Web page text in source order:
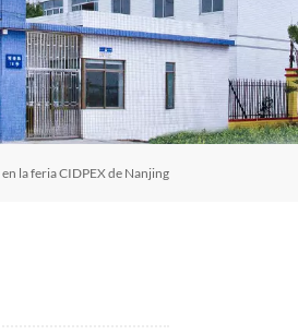
la feria CIDPEX de Nanjing